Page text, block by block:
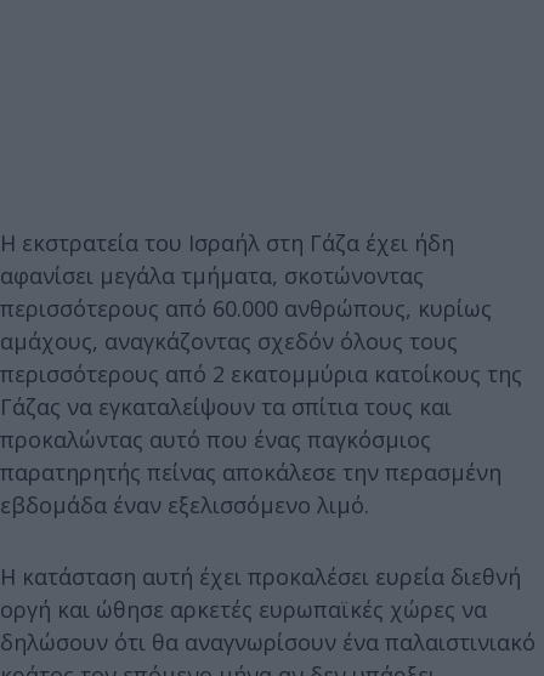
Η εκστρατεία του Ισραήλ στη Γάζα έχει ήδη
αφανίσει μεγάλα τμήματα, σκοτώνοντας
περισσότερους από 60.000 ανθρώπους, κυρίως
αμάχους, αναγκάζοντας σχεδόν όλους τους
περισσότερους από 2 εκατομμύρια κατοίκους της
Γάζας να εγκαταλείψουν τα σπίτια τους και
προκαλώντας αυτό που ένας παγκόσμιος
παρατηρητής πείνας αποκάλεσε την περασμένη
εβδομάδα έναν εξελισσόμενο λιμό.
Η κατάσταση αυτή έχει προκαλέσει ευρεία διεθνή
οργή και ώθησε αρκετές ευρωπαϊκές χώρες να
δηλώσουν ότι θα αναγνωρίσουν ένα παλαιστινιακό